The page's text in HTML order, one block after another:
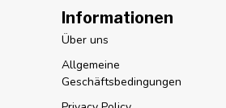
Informationen
Über uns
Allgemeine
Geschäftsbedingungen